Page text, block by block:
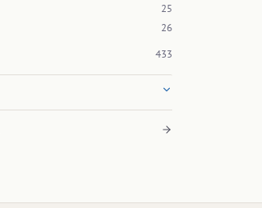
25
26
433